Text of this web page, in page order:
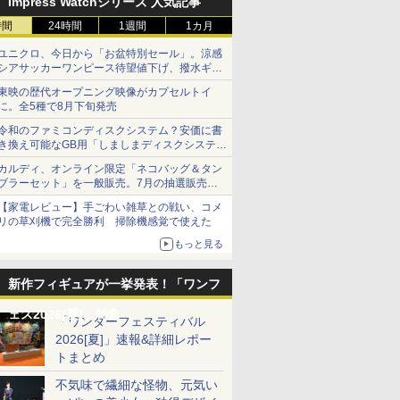
24時間 1週間 1カ月
ニクロ、今日から「お盆特別セール」。涼感
アサッカーワンピース待望値下げ、撥水ギア
ョーツは1990円に
映の歴代オープニング映像がカプセルトイ
。全5種で8月下旬発売
和のファミコンディスクシステム？安価に書
換え可能なGB用「しましまディスクシステ
」
ルディ、オンライン限定「ネコバッグ＆タン
ラーセット」を一般販売。7月の抽選販売の
選無効分
家電レビュー】手ごわい雑草との戦い、コメ
の草刈機で完全勝利 掃除機感覚で使えた
もっと見る
新作フィギュアが一挙発表！「ワンフ
ェス2026[夏]」特集「ワンダーフェスティバル
2026[夏]」速報&詳細レポー
トまとめ
不気味で繊細な怪物、元気い